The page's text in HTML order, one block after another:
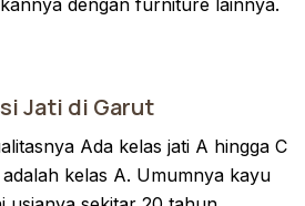
Jati di Garut
Ada kelas jati A hingga C
kelas A. Umumnya kayu